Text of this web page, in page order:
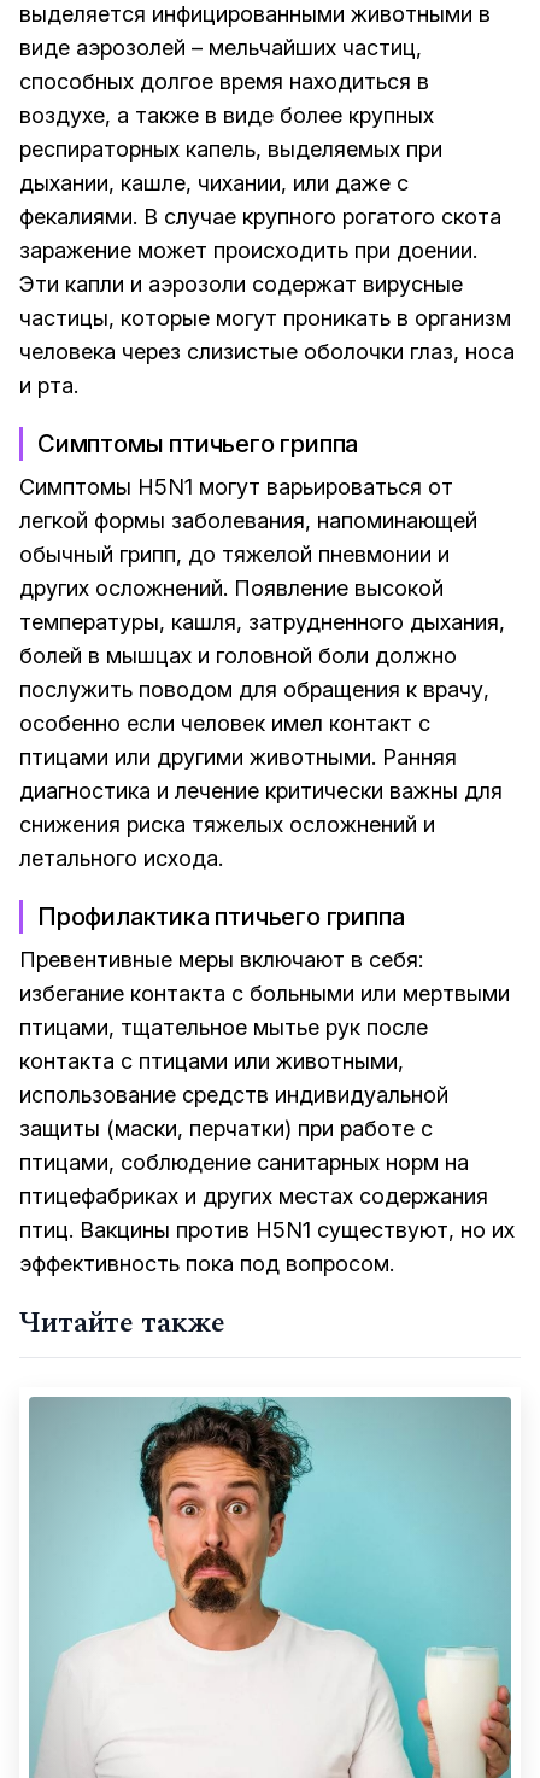
выделяется инфицированными животными в
виде аэрозолей – мельчайших частиц,
способных долгое время находиться в
воздухе, а также в виде более крупных
респираторных капель, выделяемых при
дыхании, кашле, чихании, или даже с
фекалиями. В случае крупного рогатого скота
заражение может происходить при доении.
Эти капли и аэрозоли содержат вирусные
частицы, которые могут проникать в организм
человека через слизистые оболочки глаз, носа
и рта.
Симптомы птичьего гриппа
Симптомы H5N1 могут варьироваться от
легкой формы заболевания, напоминающей
обычный грипп, до тяжелой пневмонии и
других осложнений. Появление высокой
температуры, кашля, затрудненного дыхания,
болей в мышцах и головной боли должно
послужить поводом для обращения к врачу,
особенно если человек имел контакт с
птицами или другими животными. Ранняя
диагностика и лечение критически важны для
снижения риска тяжелых осложнений и
летального исхода.
Профилактика птичьего гриппа
Превентивные меры включают в себя:
избегание контакта с больными или мертвыми
птицами, тщательное мытье рук после
контакта с птицами или животными,
использование средств индивидуальной
защиты (маски, перчатки) при работе с
птицами, соблюдение санитарных норм на
птицефабриках и других местах содержания
птиц. Вакцины против H5N1 существуют, но их
эффективность пока под вопросом.
Читайте также